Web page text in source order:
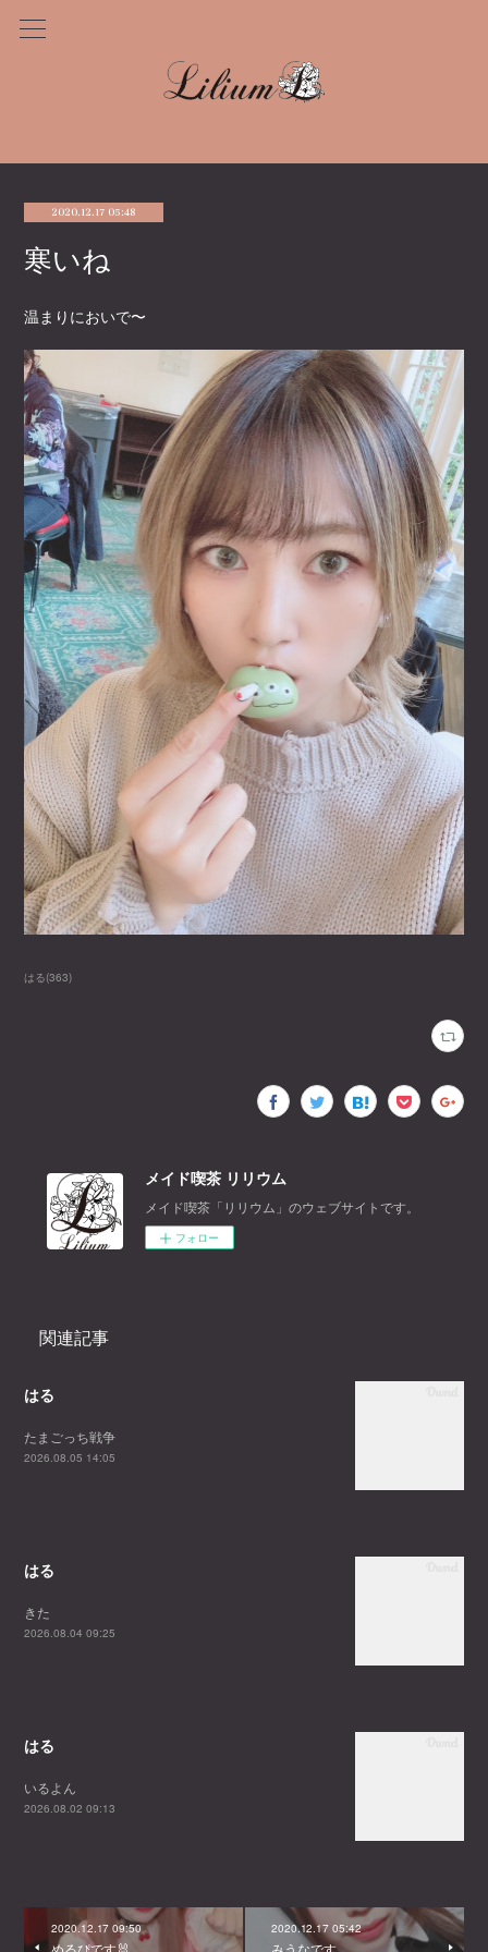
2020.12.17 05:48
寒いね
温まりにおいで〜
はる(363)
メイド喫茶 リリウム
メイド喫茶「リリウム」のウェブサイトです。
フォロー
関連記事
はる
たまごっち戦争
2026.08.05 14:05
はる
きた
2026.08.04 09:25
はる
いるよん
2026.08.02 09:13
2020.12.17 09:50 2020.12.17 05:42